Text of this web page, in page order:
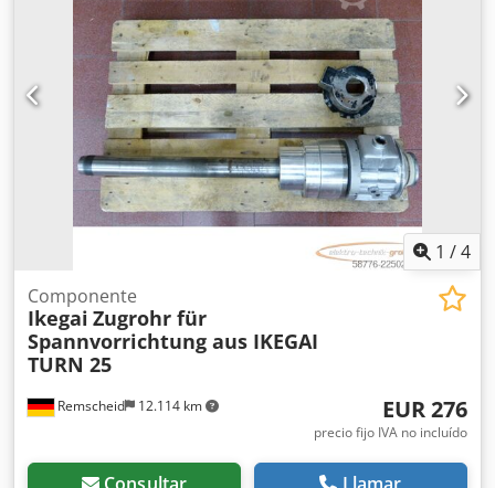
1 /4
Remscheid 12.114 km
Componente
Ikegai Zugrohr für
Spannvorrichtung aus IKEGAI
TURN 25
EUR 276
precio fijo IVA no incluído